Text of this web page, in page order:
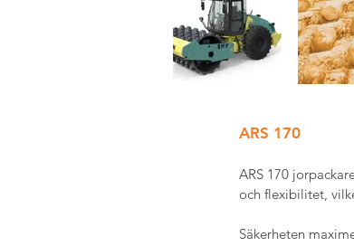
ARS 170
ARS 170
och flexibilitet,
Säkerheten